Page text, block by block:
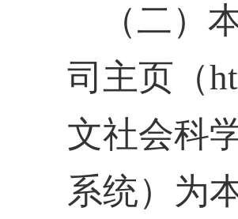
（二）
司主页（
文社会科
系统）为